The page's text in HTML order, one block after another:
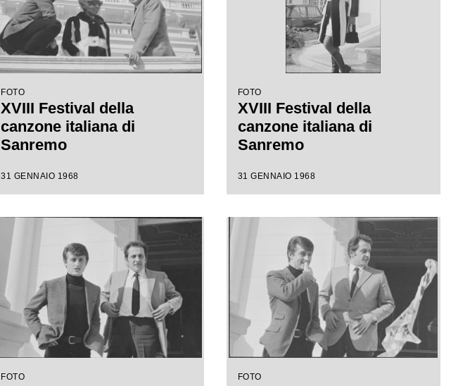
FOTO
XVIII Festival della
canzone italiana di
Sanremo
31 GENNAIO 1968
FOTO
XVIII Festival della
canzone italiana di
Sanremo
31 GENNAIO 1968
FOTO FOTO